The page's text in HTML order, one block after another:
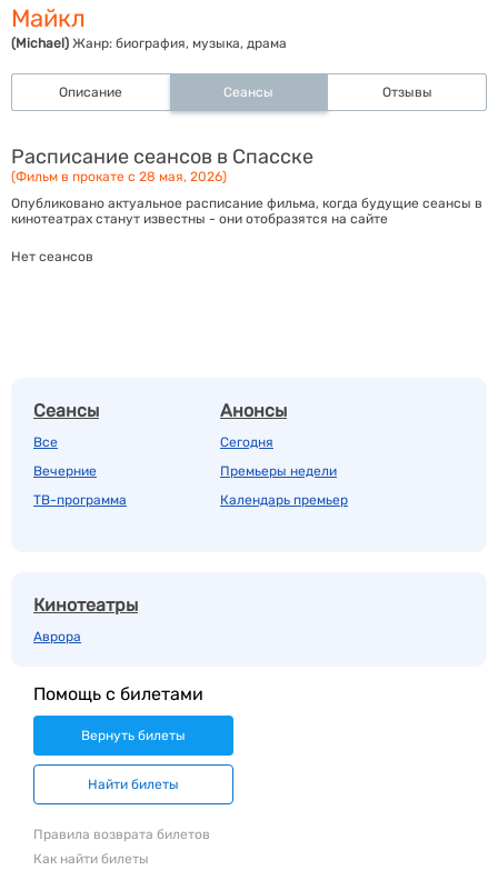
Майкл
(Michael) Жанр: биография, музыка, драма
Описание Сеансы Отзывы
Расписание сеансов в Спасске
(Фильм в прокате с 28 мая, 2026)
Опубликовано актуальное расписание фильма, когда будущие сеансы в
кинотеатрах станут известны - они отобразятся на сайте
Нет сеансов
Сеансы
Все
Вечерние
ТВ-программа
Анонсы
Сегодня
Премьеры недели
Календарь премьер
Кинотеатры
Аврора
Помощь с билетами
Вернуть билеты
Найти билеты
Правила возврата билетов
Как найти билеты